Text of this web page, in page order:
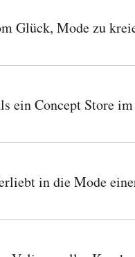
Glück, Mode zu
ein Concept Store
in die Mode